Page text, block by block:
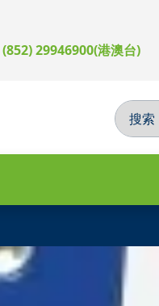
29946900(港澳台)